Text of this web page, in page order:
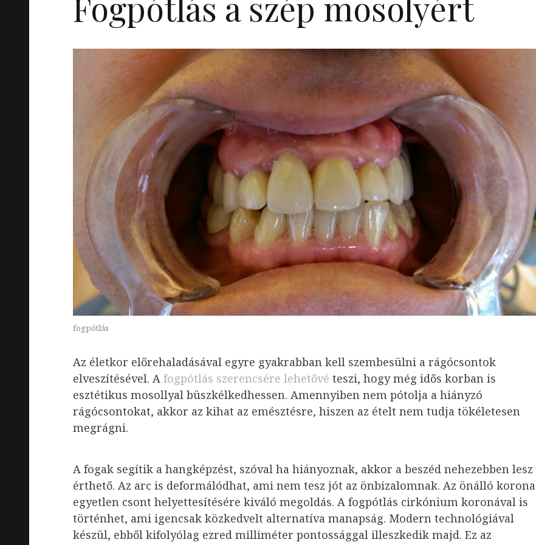
fogpótlás
Az életkor előrehaladásával egyre gyakrabban kell szembesülni a rágócsontok
elveszítésével. A fogpótlás szerencsére lehetővé teszi, hogy még idős korban is
esztétikus mosollyal büszkélkedhessen. Amennyiben nem pótolja a hiányzó
rágócsontokat, akkor az kihat az emésztésre, hiszen az ételt nem tudja tökéletesen
megrágni.
A fogak segítik a hangképzést, szóval ha hiányoznak, akkor a beszéd nehezebben lesz
érthető. Az arc is deformálódhat, ami nem tesz jót az önbizalomnak. Az önálló korona
egyetlen csont helyettesítésére kiváló megoldás. A fogpótlás cirkónium koronával is
történhet, ami igencsak közkedvelt alternatíva manapság. Modern technológiával
készül, ebből kifolyólag ezred milliméter pontossággal illeszkedik majd. Ez az